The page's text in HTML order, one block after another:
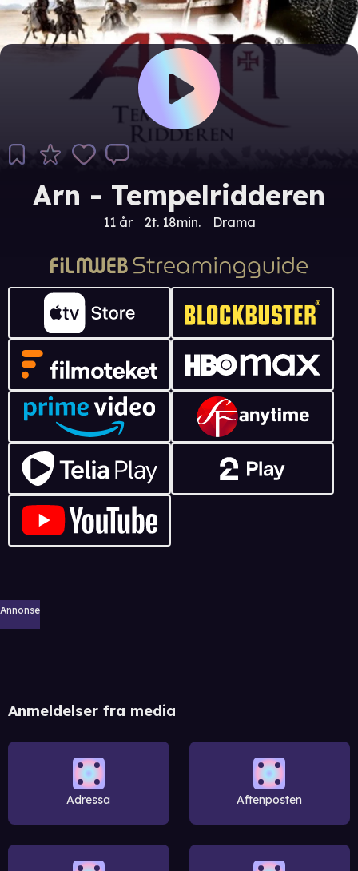
Arn - Tempelridderen
11 år 2t. 18min. Drama
Annonse
Anmeldelser fra media
Adressa Aftenposten